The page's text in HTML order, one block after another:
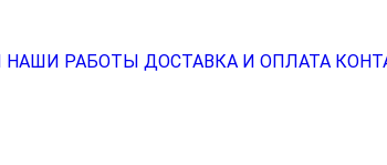
НАШИ РАБОТЫ ДОСТАВКА И ОПЛАТА